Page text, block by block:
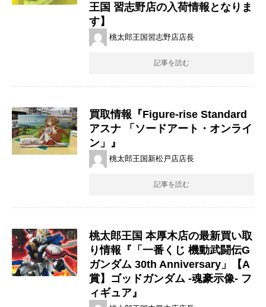
王国 習志野店の入荷情報となりま
す】
桃太郎王国習志野店店長
記事を読む
買取情報『Figure-rise ​Standard ​
アスナ ​「ソードアート・オンライ
ン」』
桃太郎王国新松戸店店長
記事を読む
桃太郎王国 本厚木店の最新買い取
り情報『「一番くじ 機動武闘伝G
ガンダム 30th Anniversary」【A
賞】ゴッドガンダム -魂豪示像- フ
ィギュア』